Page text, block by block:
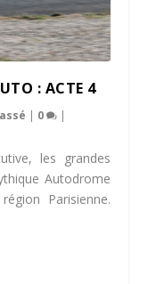
: ACTE 4
| 0 |
les grandes
Autodrome
Parisienne.